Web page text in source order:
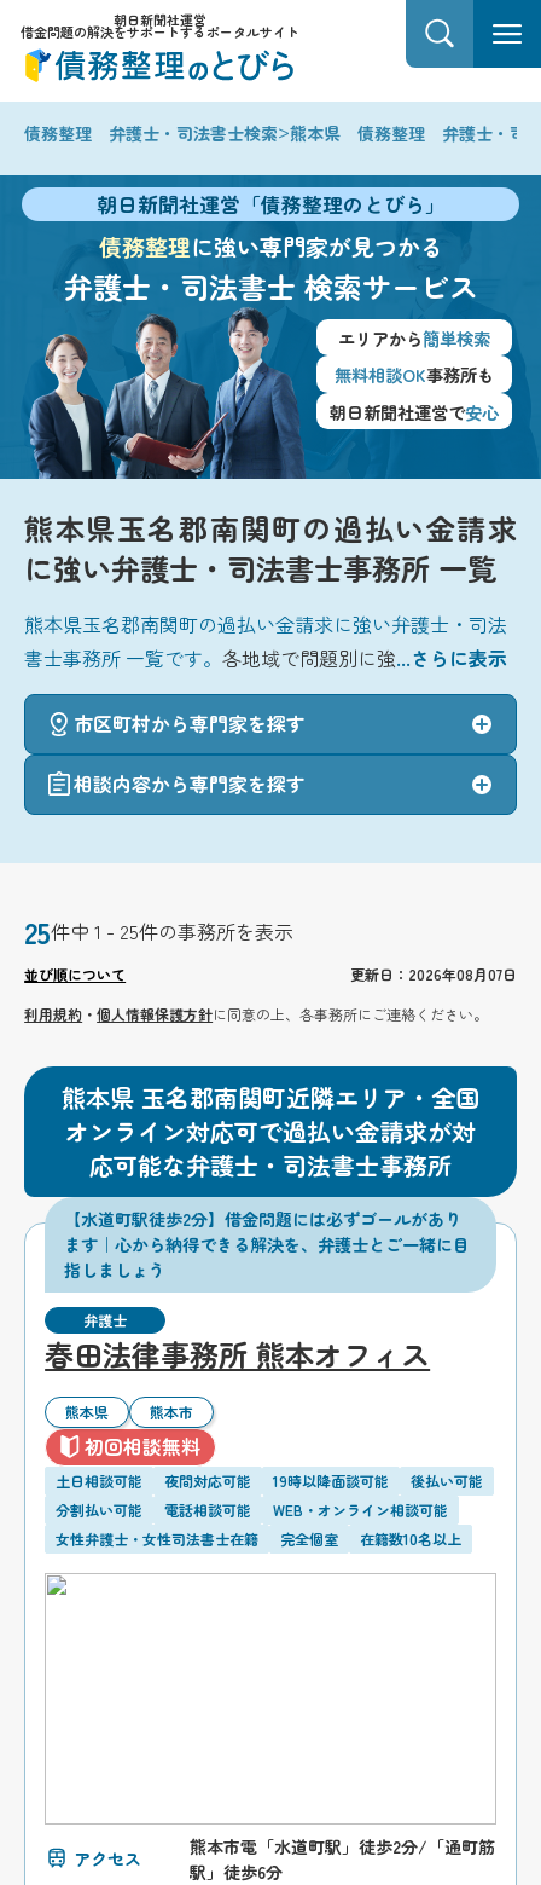
朝日新聞社運営
借金問題の解決をサポートするポータルサイト
債務整理 弁護士・司法書士検索>熊本県 債務整理 弁護士・司
朝日新聞社運営「債務整理のとびら」
債務整理に強い専門家が見つかる
弁護士・司法書士 検索サービス
エリアから簡単検索
無料相談OK事務所も
朝日新聞社運営で安心
熊本県玉名郡南関町の過払い金請求
に強い弁護士・司法書士事務所 一覧
熊本県玉名郡南関町の過払い金請求に強い弁護士・司法
書士事務所 一覧です。各地域で問題別に強...さらに表示
市区町村から専門家を探す
相談内容から専門家を探す
25件中 1 - 25件の事務所を表示
並び順について
更新日：2026年08月07日
利用規約 ・個人情報保護方針に同意の上、各事務所にご連絡ください。
熊本県 玉名郡南関町近隣エリア・全国
オンライン対応可で過払い金請求が対
応可能な弁護士・司法書士事務所
【水道町駅徒歩2分】借金問題には必ずゴールがあり
ます｜心から納得できる解決を、弁護士とご一緒に目
指しましょう
弁護士
春田法律事務所 熊本オフィス
熊本県 熊本市
初回相談無料
土日相談可能 夜間対応可能 19時以降面談可能
後払い可能
分割払い可能
電話相談可能
WEB・オンライン相談可能
女性弁護士・女性司法書士在籍
完全個室 在籍数10名以上
アクセス
熊本市電「水道町駅」徒歩2分/「通町筋
駅」徒歩6分